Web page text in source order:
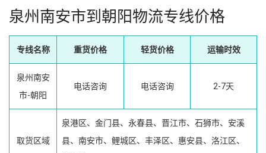
泉州南安市到朝阳物流专线价格
专线名称 重货价格 轻货价格 运输时效
泉州南安
市-朝阳
电话咨询 电话咨询 2-7天
取货区域
泉港区、金门县、永春县、晋江市、石狮市、安溪
县、南安市、鲤城区、丰泽区、惠安县、洛江区、